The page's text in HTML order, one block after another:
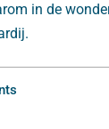
in de